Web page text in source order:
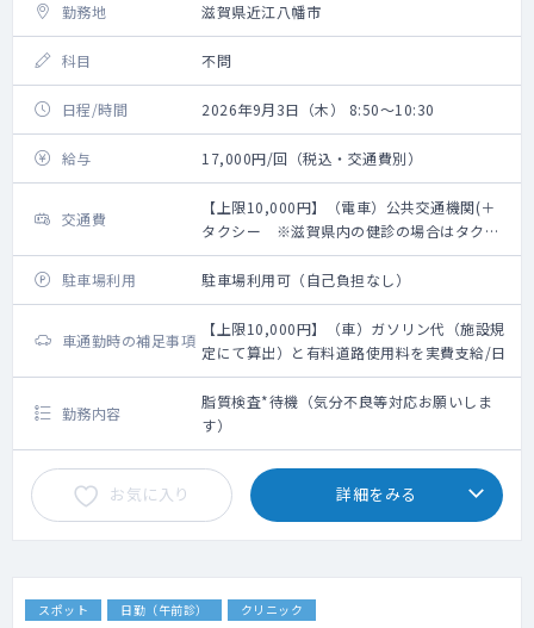
勤務地 滋賀県近江八幡市
科目 不問
日程/時間 2026年9月3日（木） 8:50～10:30
給与 17,000円/回（税込・交通費別）
交通費
【上限10,000円】（電車）公共交通機関(＋
タクシー ※滋賀県内の健診の場合はタクシ
ー利用不可。滋賀県外の健診でタクシーの際
は領収証要必要)利用分実費支給/日
駐車場利用 駐車場利用可（自己負担なし）
車通勤時の補足事項
【上限10,000円】（車）ガソリン代（施設規
定にて算出）と有料道路使用料を実費支給/日
勤務内容
脂質検査*待機（気分不良等対応お願いしま
す）
お気に入り 詳細をみる
スポット 日勤（午前診） クリニック